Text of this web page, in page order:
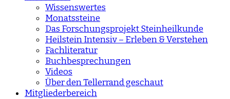
Wissenswertes
Monatssteine
Das Forschungsprojekt Steinheilkunde
Heilstein Intensiv – Erleben & Verstehen
Fachliteratur
Buchbesprechungen
Videos
Über den Tellerrand geschaut
Mitgliederbereich